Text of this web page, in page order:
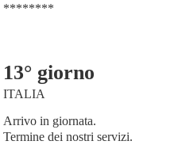
********
13° giorno
ITALIA
Arrivo in giornata.
Termine dei nostri servizi.